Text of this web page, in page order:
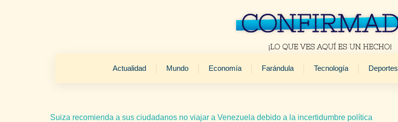
Actualidad Mundo Economía Farándula Tecnología Deportes
Suiza recomienda a sus ciudadanos no viajar a Venezuela debido a la incertidumbre política